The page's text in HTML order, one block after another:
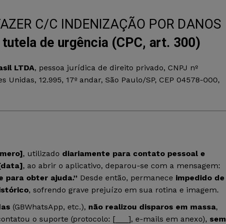
C/C INDENIZAÇÃO POR DANOS
de urgência (CPC, art. 300)
LTDA, pessoa jurídica de direito privado, CNPJ nº
Unidas, 12.995, 17º andar, São Paulo/SP, CEP 04578-000,
, utilizado diariamente para contato pessoal e
, ao abrir o aplicativo, deparou-se com a mensagem:
para obter ajuda.” Desde então, permanece impedido de
, sofrendo grave prejuízo em sua rotina e imagem.
(GBWhatsApp, etc.), não realizou disparos em massa,
o suporte (protocolo: [___], e-mails em anexo), sem